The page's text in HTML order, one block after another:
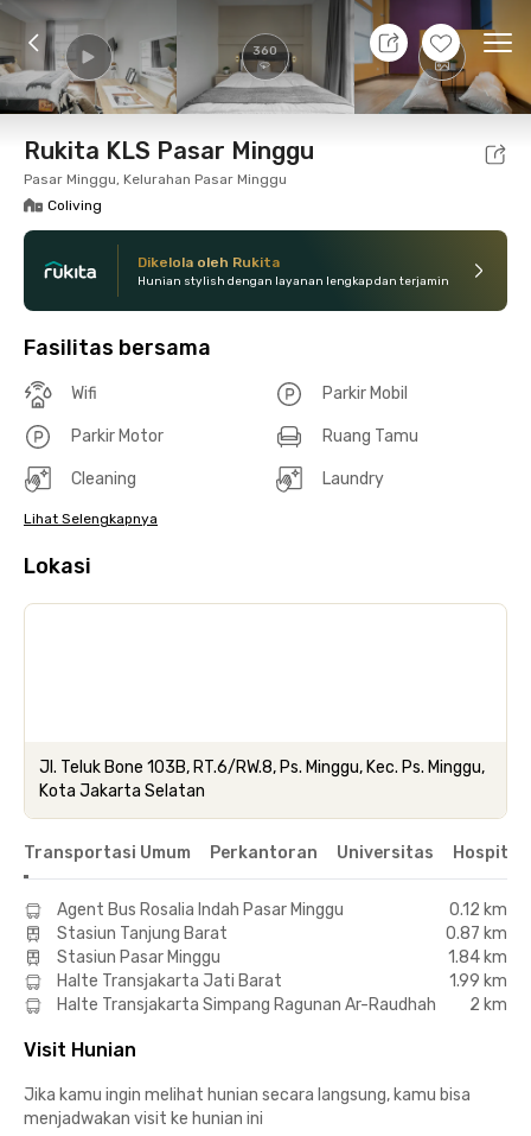
360 +15
7 Agt 26 - Belum tahu
Foto Fasilitas bersama Lokasi Kamar
Rukita KLS Pasar Minggu
Pasar Minggu, Kelurahan Pasar Minggu
Coliving
Dikelola oleh Rukita
Hunian stylish dengan layanan lengkap dan terjamin
Fasilitas bersama
Wifi Parkir Mobil
Parkir Motor Ruang Tamu
Cleaning Laundry
Lihat Selengkapnya
Lokasi
Jl. Teluk Bone 103B, RT.6/RW.8, Ps. Minggu, Kec. Ps. Minggu,
Kota Jakarta Selatan
Transportasi Umum Perkantoran Universitas Hospital
Agent Bus Rosalia Indah Pasar Minggu
0.12 km
Stasiun Tanjung Barat
0.87 km
Stasiun Pasar Minggu
1.84 km
Halte Transjakarta Jati Barat
1.99 km
Halte Transjakarta Simpang Ragunan Ar-Raudhah
2 km
Visit Hunian
Jika kamu ingin melihat hunian secara langsung, kamu bisa
menjadwakan visit ke hunian ini